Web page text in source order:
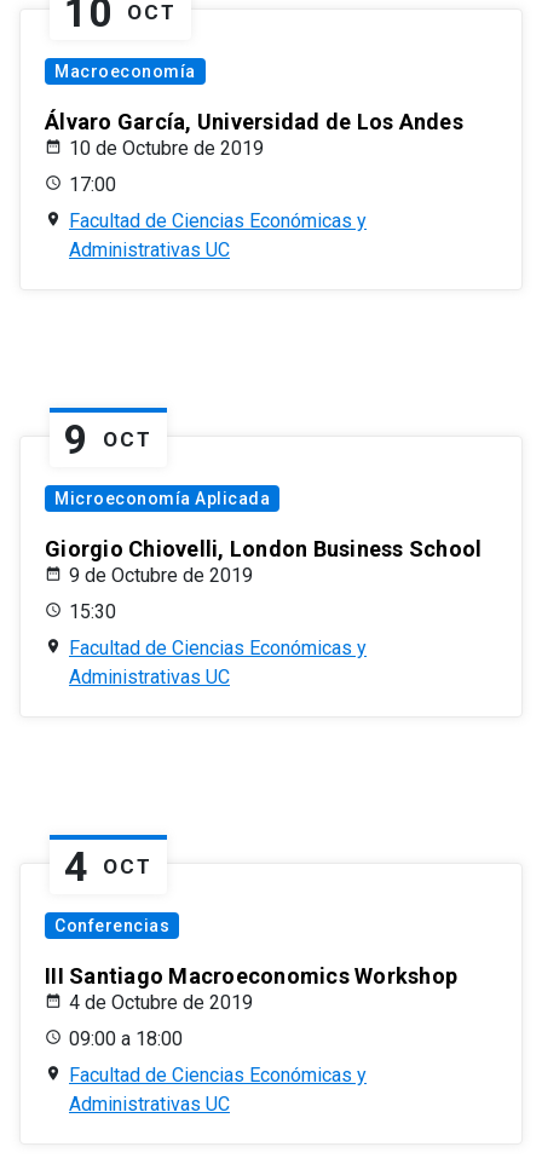
10 OCT
Macroeconomía
Álvaro García, Universidad de Los Andes
10 de Octubre de 2019
17:00
Facultad de Ciencias Económicas y
Administrativas UC
9 OCT
Microeconomía Aplicada
Giorgio Chiovelli, London Business School
9 de Octubre de 2019
15:30
Facultad de Ciencias Económicas y
Administrativas UC
4 OCT
Conferencias
III Santiago Macroeconomics Workshop
4 de Octubre de 2019
09:00 a 18:00
Facultad de Ciencias Económicas y
Administrativas UC